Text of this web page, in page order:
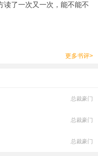
读了一次又一次，能不能不
更多书评>
总裁豪门
总裁豪门
总裁豪门